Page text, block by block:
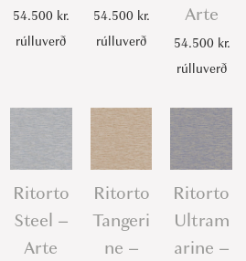
54.500 kr.
rúlluverð
54.500 kr.
rúlluverð
Arte
54.500 kr.
rúlluverð
Ritorto
Steel –
Arte
Ritorto
Tangeri
ne –
Ritorto
Ultram
arine –